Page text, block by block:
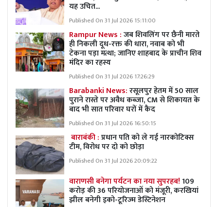
यह उचित...
Published On 31 Jul 2026 15:11:00
Rampur News :जब शिवलिंग पर छैनी मारते
ही निकली दूध-रक्त की धारा, नवाब को भी
टेकना पड़ा मत्था; जानिए शाहबाद के प्राचीन शिव
मंदिर का रहस्य
Published On 31 Jul 2026 17:26:29
Barabanki News:रसूलपुर हेतम में 50 साल
पुराने रास्ते पर अवैध कब्ज़ा, CM से शिकायत के
बाद भी सात परिवार घरों में कैद
Published On 31 Jul 2026 16:50:15
बाराबंकी :प्रधान पति को ले गई नारकोटिक्स
टीम, विरोध पर दो को छोड़ा
Published On 31 Jul 2026 20:09:22
वाराणसी बनेगा पर्यटन का नया सुपरहब!109
करोड़ की 36 परियोजनाओं को मंजूरी, करखियां
झील बनेगी इको-टूरिज्म डेस्टिनेशन